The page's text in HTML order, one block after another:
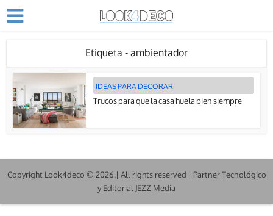
Etiqueta - ambientador
IDEAS PARA DECORAR
Trucos para que la casa huela bien siempre
Copyright Look4deco © 2026.| All rights reserved | Partner Tecnológico
y Editorial JEZZ Media